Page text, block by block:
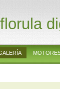
florula